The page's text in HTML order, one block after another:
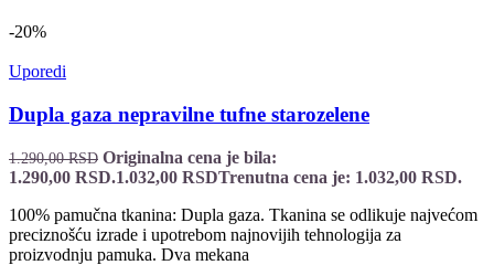
-20%
Uporedi
Dupla gaza nepravilne tufne starozelene
1.290,00RSD Originalna cena je bila:
1.290,00 RSD.1.032,00 RSDTrenutna cena je: 1.032,00 RSD.
100% pamučna tkanina: Dupla gaza. Tkanina se odlikuje najvećom
preciznošću izrade i upotrebom najnovijih tehnologija za
proizvodnju pamuka. Dva mekana